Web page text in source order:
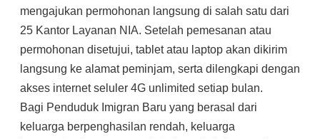
mengajukan permohonan langsung di salah satu dari
25 Kantor Layanan NIA. Setelah pemesanan atau
permohonan disetujui, tablet atau laptop akan dikirim
langsung ke alamat peminjam, serta dilengkapi dengan
akses internet seluler 4G unlimited setiap bulan.
Bagi Penduduk Imigran Baru yang berasal dari
keluarga berpenghasilan rendah, keluarga